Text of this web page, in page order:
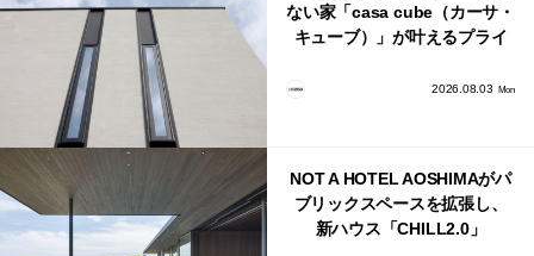
ない家「casa cube（カーサ・
キューブ）」が叶えるプライ
2026.08.03 Mon
NOT A HOTEL AOSHIMAがパ
ブリックスペースを拡張し、
新ハウス「CHILL2.0」